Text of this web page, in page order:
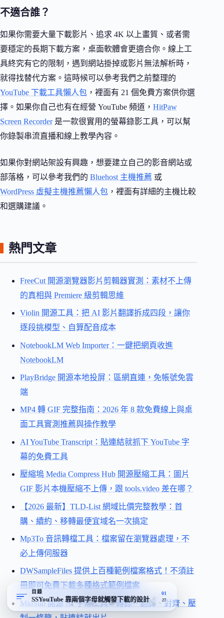
不適合誰？
如果你需要大量下載影片、追求 4K 以上畫質、或者需
要穩定的長期下載方案，桌面軟體會更適合你。線上工
具終究有它的限制，遇到網站掛掉或影片無法解析時，
就得找替代方案。這時候可以參考我們之前整理的
YouTube 下載工具懶人包 ，裡面有 21 個免費方案供你選
擇。如果你自己也有在經營 YouTube 頻道， HitPaw
Screen Recorder是一款很實用的螢幕錄影工具，可以幫
你錄製串流直播和線上教學內容。
如果你對網站架設有興趣，想要建立自己的影音網站或
部落格，可以參考我們的 Bluehost 主機推薦 或
WordPress 虛擬主機推薦懶人包 ，裡面有詳細的主機比較
和選購建議。
熱門文章
FreeCut 開源瀏覽器影片剪輯器實測：素材不上傳
的真相與 Premiere 級剪輯思維
Violin 開源工具：把 AI 影片翻譯拆成四段，讓你
逐段挑模型、自算配音成本
NotebookLM Web Importer：一鍵把網頁收進
NotebookLM
PlayBridge 開源本地投屏：區網直連，免帳號免雲
端
MP4 轉 GIF 完整指南：2026 年 8 款免費線上與桌
面工具實測推薦與操作教學
AI YouTube Transcript：貼連結就抓下 YouTube 字
幕的免費工具
壓縮塢 Media Compress Hub 開源壓縮工具：圖片
GIF 影片本機壓縮不上傳，跟 tools.video 差在哪？
【2026 最新】TLD-List 網域比價完整教學：首
購、續約、移轉最便宜域名一次搞定
Mp3To 音訊轉檔工具：檔案留在瀏覽器處理，不
必上傳伺服器
DWSampleFiles 提供上百種範例檔案格式！不須註
冊即可免費下載多種格式範例檔案
MioSub 開源 AI 字幕工具：轉錄、翻譯、對齊、壓
目錄
SSYouTube 靠兩個字母就觸發下載的設計
01
27